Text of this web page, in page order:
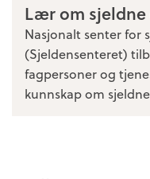
Lær om
Nasjonalt senter for
(Sjeldensenteret)
fagpersoner og
kunnskap om